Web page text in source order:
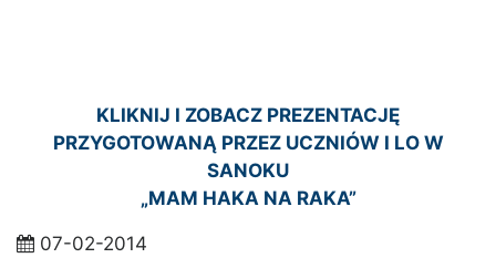
KLIKNIJ I ZOBACZ PREZENTACJĘ
PRZYGOTOWANĄ PRZEZ UCZNIÓW I LO W
SANOKU
„MAM HAKA NA RAKA”
07-02-2014